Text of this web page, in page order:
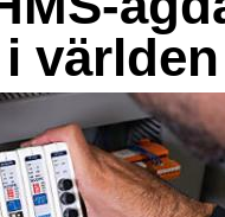
världen